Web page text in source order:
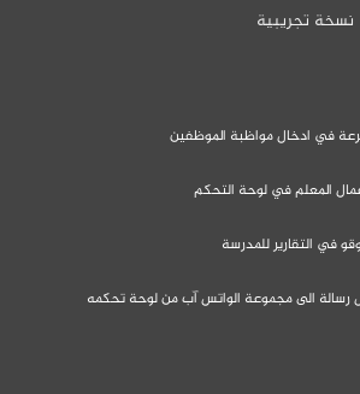
نسخة تجريبية
في ادخال مواظبة الموظفين
المعلم في لوحة التحكم
في التقارير للمدرسة
رسالة الى مجموعة الواتس آب من لوحة تحكمه